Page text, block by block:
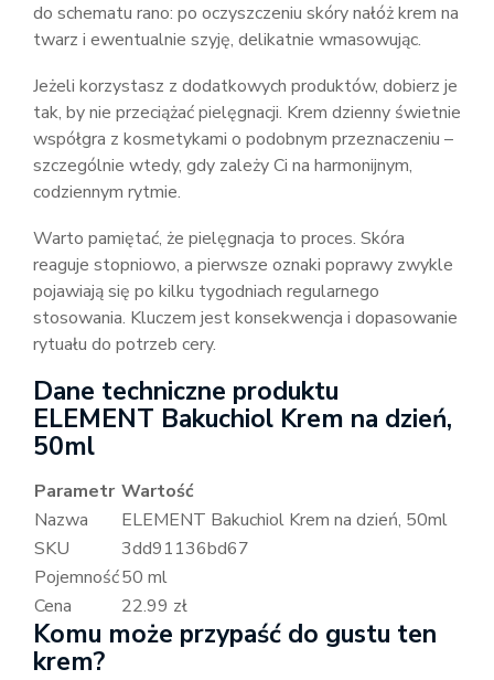
do schematu rano: po oczyszczeniu skóry nałóż krem na
twarz i ewentualnie szyję, delikatnie wmasowując.
Jeżeli korzystasz z dodatkowych produktów, dobierz je
tak, by nie przeciążać pielęgnacji. Krem dzienny świetnie
współgra z kosmetykami o podobnym przeznaczeniu –
szczególnie wtedy, gdy zależy Ci na harmonijnym,
codziennym rytmie.
Warto pamiętać, że pielęgnacja to proces. Skóra
reaguje stopniowo, a pierwsze oznaki poprawy zwykle
pojawiają się po kilku tygodniach regularnego
stosowania. Kluczem jest konsekwencja i dopasowanie
rytuału do potrzeb cery.
Dane techniczne produktu
ELEMENT Bakuchiol Krem na dzień,
50ml
Parametr Wartość
Nazwa
ELEMENT Bakuchiol Krem na dzień, 50ml
SKU
3dd91136bd67
Pojemność50 ml
Cena
22.99 zł
Komu może przypaść do gustu ten
krem?